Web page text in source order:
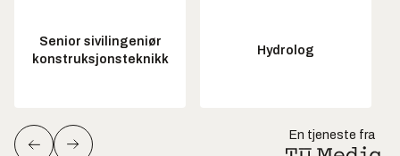
Senior sivilingeniør
konstruksjonsteknikk
Hydrolog
En tjeneste fra